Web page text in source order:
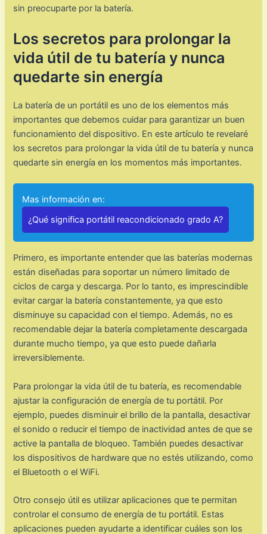
sin preocuparte por la batería.
Los secretos para prolongar la
vida útil de tu batería y nunca
quedarte sin energía
La batería de un portátil es uno de los elementos más
importantes que debemos cuidar para garantizar un buen
funcionamiento del dispositivo. En este artículo te revelaré
los secretos para prolongar la vida útil de tu batería y nunca
quedarte sin energía en los momentos más importantes.
Mas información en:
¿Qué significa portátil reacondicionado grado A?
Primero, es importante entender que las baterías modernas
están diseñadas para soportar un número limitado de
ciclos de carga y descarga. Por lo tanto, es imprescindible
evitar cargar la batería constantemente, ya que esto
disminuye su capacidad con el tiempo. Además, no es
recomendable dejar la batería completamente descargada
durante mucho tiempo, ya que esto puede dañarla
irreversiblemente.
Para prolongar la vida útil de tu batería, es recomendable
ajustar la configuración de energía de tu portátil. Por
ejemplo, puedes disminuir el brillo de la pantalla, desactivar
el sonido o reducir el tiempo de inactividad antes de que se
active la pantalla de bloqueo. También puedes desactivar
los dispositivos de hardware que no estés utilizando, como
el Bluetooth o el WiFi.
Otro consejo útil es utilizar aplicaciones que te permitan
controlar el consumo de energía de tu portátil. Estas
aplicaciones pueden ayudarte a identificar cuáles son los